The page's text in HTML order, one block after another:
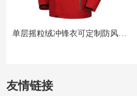
单层摇粒绒冲锋衣可定制防风防泼水
友情链接